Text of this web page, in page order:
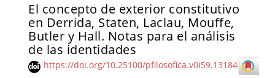
El concepto de exterior constitutivo
en Derrida, Staten, Laclau, Mouffe,
Butler y Hall. Notas para el análisis
de las identidades
https://doi.org/10.25100/pfilosofica.v0i59.13184
Barra lateral del artículo